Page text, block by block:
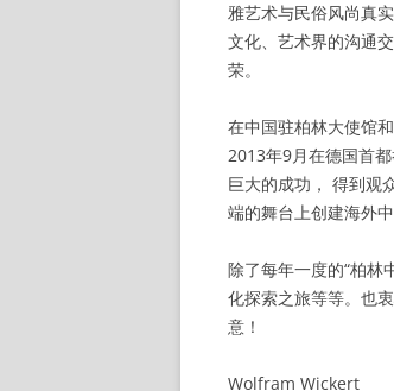
雅艺术与民俗风尚真
文化、艺术界的沟通
荣。
在中国驻柏林大使馆
2013年9月在德国首
巨大的成功， 得到观
端的舞台上创建海外
除了每年一度的“柏林
化探索之旅等等。也
意！
Wolfram Wickert